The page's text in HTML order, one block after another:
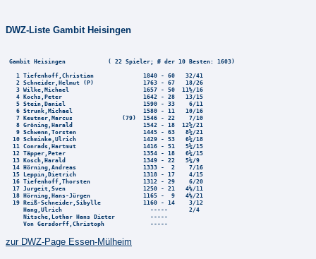
DWZ-Liste Gambit Heisingen
Gambit Heisingen            ( 22 Spieler; Ø der 10 Besten: 1603)
   1 Tiefenhoff,Christian              1840 - 60   32/41
   2 Schneider,Helmut (P)              1763 - 67   18/26
   3 Wilke,Michael                     1657 - 50  11½/16
   4 Kochs,Peter                       1642 - 28   13/15
   5 Stein,Daniel                      1590 - 33    6/11
   6 Strunk,Michael                    1580 - 11   10/16
   7 Keutner,Marcus              (79)  1546 - 22    7/10
   8 Gröning,Harald                    1542 - 18  12½/21
   9 Schwenn,Torsten                   1445 - 63   8½/21
  10 Schminke,Ulrich                   1429 - 53   6½/18
  11 Conrads,Hartmut                   1416 - 51   5½/15
  12 Täpper,Peter                      1354 - 18   6½/15
  13 Kosch,Harald                      1349 - 22   5½/9
  14 Hörning,Andreas                   1333 -  2    7/16
  15 Leppin,Dietrich                   1318 - 17    4/15
  16 Tiefenhoff,Thorsten               1312 - 29    6/20
  17 Jurgeit,Sven                      1250 - 21   4½/11
  18 Hörning,Hans-Jürgen               1165 -  9   4½/21
  19 Reiß-Schneider,Sibylle            1160 - 14    3/12
     Hang,Ulrich                         -----      2/4
     Nitsche,Lothar Hans Dieter          -----
zur DWZ-Page Essen-Mülheim